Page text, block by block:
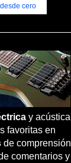
cero
y acústica
favoritas en
de comprensión
comentarios y